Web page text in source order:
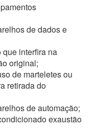
de dados e
interfira na
original;
de marteletes ou
retirada do
de automação;
exaustão